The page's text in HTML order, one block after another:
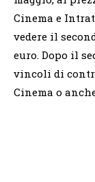
Cinema e
vedere il
euro. Dopo il
vincoli di
Cinema o